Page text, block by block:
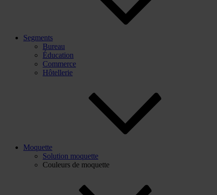
Segments
Bureau
Éducation
Commerce
Hôtellerie
Moquette
Solution moquette
Couleurs de moquette